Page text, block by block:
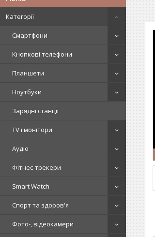
Категорії
Смартфони
Кнопкові телефони
Планшети
Ноутбуки
Зарядні станції
TV і монітори
Аудіо
Фітнес-трекери
Smart Watch
Спорт та здоров'я
Фото-, відеокамери